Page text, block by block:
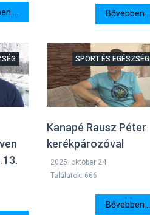
... Bővebben ...
Kanapé Rausz Péter
kerékpározóval
SPORT ÉS EGÉSZSÉG
2025. október 24.
Találatok: 666
Bővebben ...